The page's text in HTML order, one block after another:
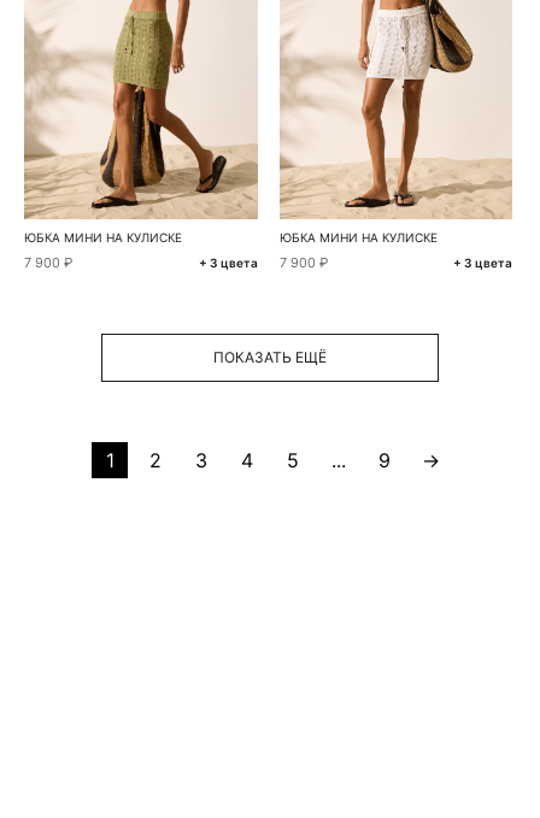
ЮБКА МИНИ НА КУЛИСКЕ
7 900 ₽ + 3 цвета
ЮБКА МИНИ НА КУЛИСКЕ
7 900 ₽ + 3 цвета
ПОКАЗАТЬ ЕЩЁ
1 2 3 4 5 ... 9 →